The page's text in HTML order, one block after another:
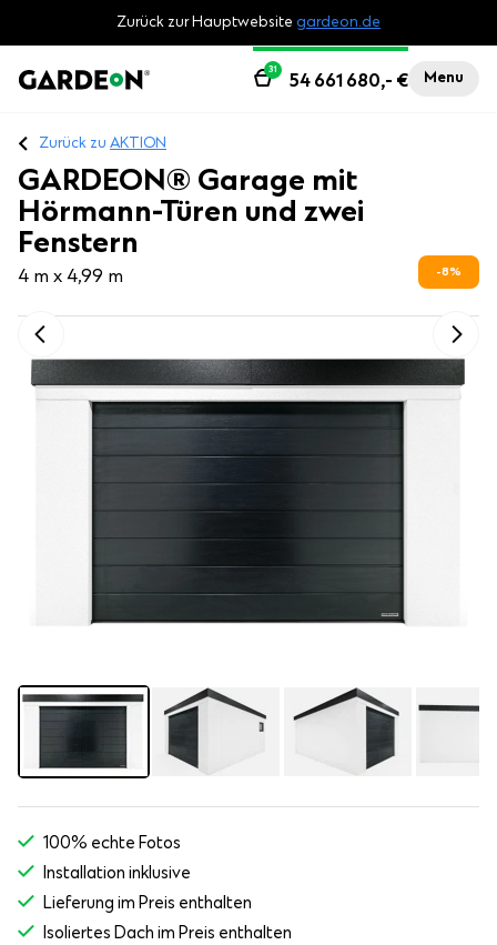
Zurück zur Hauptwebsite gardeon.de
Menu
54 661 680,- €
31
Zurück zu AKTION
GARDEON® Garage mit
Hörmann-Türen und zwei
Fenstern
4 m x 4,99 m 8%
100% echte Fotos
Installation inklusive
Lieferung im Preis enthalten
Isoliertes Dach im Preis enthalten